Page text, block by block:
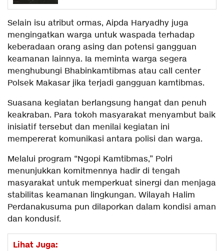
Selain isu atribut ormas, Aipda Haryadhy juga
mengingatkan warga untuk waspada terhadap
keberadaan orang asing dan potensi gangguan
keamanan lainnya. Ia meminta warga segera
menghubungi Bhabinkamtibmas atau call center
Polsek Makasar jika terjadi gangguan kamtibmas.
Suasana kegiatan berlangsung hangat dan penuh
keakraban. Para tokoh masyarakat menyambut baik
inisiatif tersebut dan menilai kegiatan ini
mempererat komunikasi antara polisi dan warga.
Melalui program “Ngopi Kamtibmas,” Polri
menunjukkan komitmennya hadir di tengah
masyarakat untuk memperkuat sinergi dan menjaga
stabilitas keamanan lingkungan. Wilayah Halim
Perdanakusuma pun dilaporkan dalam kondisi aman
dan kondusif.
Lihat Juga: